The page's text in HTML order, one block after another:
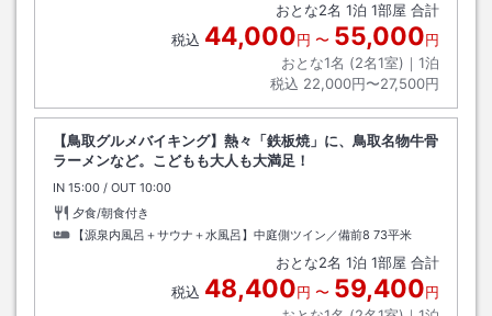
おとな2名 1泊 1部屋 合計
税込 44,000円 〜 55,000円
おとな1名 (2名1室)｜ 1泊
税込 22,000円〜27,500円
【鳥取グルメバイキング】熱々「鉄板焼」に、鳥取名物牛骨
ラーメンなど。こどもも大人も大満足！
IN チェックイン
15:00 / OUT チェックアウト
10:00
夕食/朝食付き
【源泉内風呂＋サウナ＋水風呂】中庭側ツイン／備前8 73平米
おとな2名 1泊 1部屋 合計
税込 48,400円 〜 59,400円